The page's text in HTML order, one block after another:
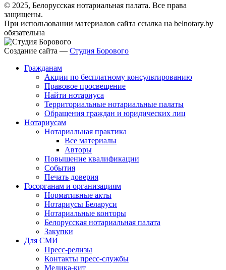
© 2025, Белорусская нотариальная палата. Все права
защищены.
При использовании материалов сайта ссылка на belnotary.by
обязательна
Создание сайта — Студия Борового
Гражданам
Акции по бесплатному консультированию
Правовое просвещение
Найти нотариуса
Территориальные нотариальные палаты
Обращения граждан и юридических лиц
Нотариусам
Нотариальная практика
Все материалы
Авторы
Повышение квалификации
События
Печать доверия
Госорганам и организациям
Нормативные акты
Нотариусы Беларуси
Нотариальные конторы
Белорусская нотариальная палата
Закупки
Для СМИ
Пресс-релизы
Контакты пресс-службы
Медика-кит